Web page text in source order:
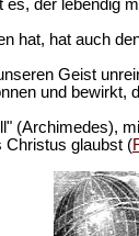
es, der lebendig
hat, hat auch
Geist
und bewirkt,
Christus glaubst (